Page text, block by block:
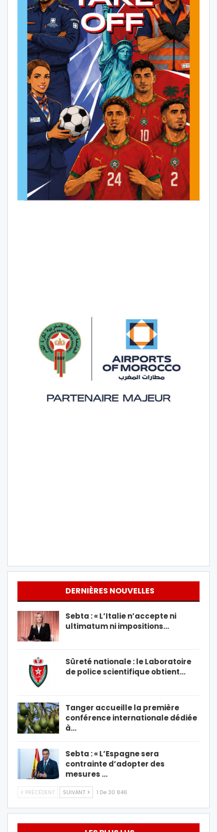
DERNIÈRES NOUVELLES
Sebta : « L’Italie n’accepte ni
ultimatum ni impositions…
Sûreté nationale : le Laboratoire
de police scientifique obtient…
Tanger accueille la première
conférence internationale dédiée
à…
Sebta : « L’Espagne sera
contrainte d’adopter des
mesures …
PRÉCÉDENT SUIVANT 1 De 30 846